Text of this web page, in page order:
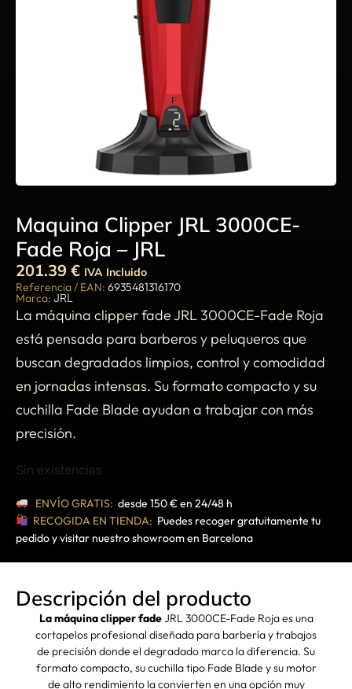
Maquina Clipper JRL 3000CE-
Fade Roja – JRL
201.39 € IVA Incluido
Referencia / EAN: 6935481316170
Marca: JRL
La máquina clipper fade JRL 3000CE-Fade Roja
está pensada para barberos y peluqueros que
buscan degradados limpios, control y comodidad
en jornadas intensas. Su formato compacto y su
cuchilla Fade Blade ayudan a trabajar con más
precisión.
Sin existencias
ENVÍO GRATIS: desde 150 € en 24/48 h
RECOGIDA EN TIENDA: Puedes recoger gratuitamente tu
pedido y visitar nuestro showroom en Barcelona
Descripción del producto
La máquina clipper fadeJRL 3000CE-Fade Roja es una
cortapelos profesional diseñada para barbería y trabajos
de precisión donde el degradado marca la diferencia. Su
formato compacto, su cuchilla tipo Fade Blade y su motor
de alto rendimiento la convierten en una opción muy